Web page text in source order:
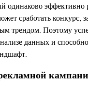
одинаково эффективно
сработать конкурс,
трендом. Поэтому
данных и